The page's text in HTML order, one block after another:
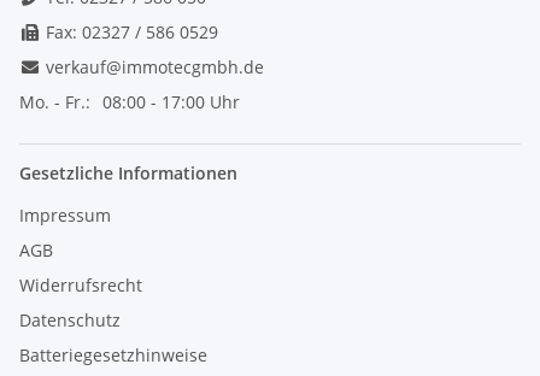
Fax: 02327 / 586 0529
verkauf@immotecgmbh.de
Mo. - Fr.: 08:00 - 17:00 Uhr
Gesetzliche Informationen
Impressum
AGB
Widerrufsrecht
Datenschutz
Batteriegesetzhinweise